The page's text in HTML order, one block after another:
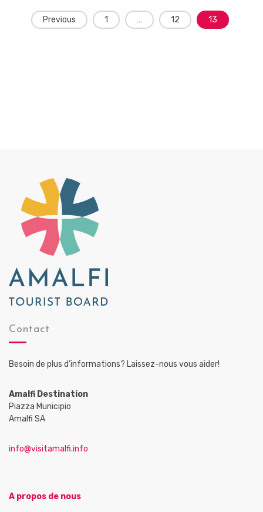
Posts
Previous 1 … 12 13
Contact
Besoin de plus d’informations? Laissez-nous vous aider!
Amalfi Destination
Piazza Municipio
Amalfi SA
info@visitamalfi.info
A propos de nous